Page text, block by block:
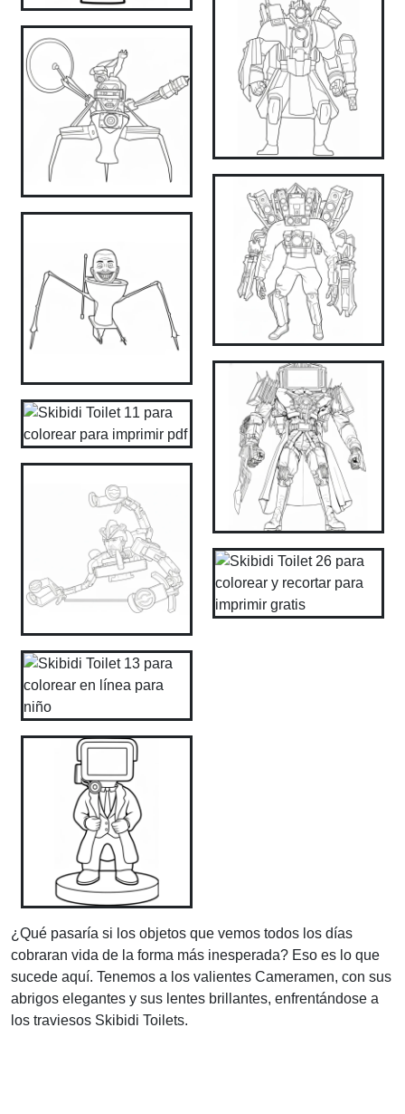
¿Qué pasaría si los objetos que vemos todos los días
cobraran vida de la forma más inesperada? Eso es lo que
sucede aquí. Tenemos a los valientes Cameramen, con sus
abrigos elegantes y sus lentes brillantes, enfrentándose a
los traviesos Skibidi Toilets.